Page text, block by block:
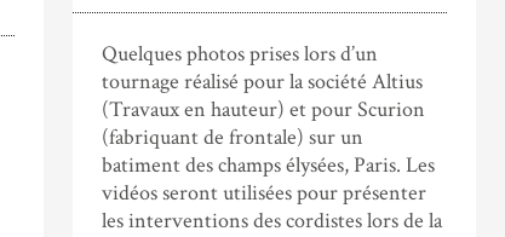
Quelques photos prises lors d’un
tournage réalisé pour la société Altius
(Travaux en hauteur) et pour Scurion
(fabriquant de frontale) sur un
batiment des champs élysées, Paris. Les
vidéos seront utilisées pour présenter
les interventions des cordistes lors de la